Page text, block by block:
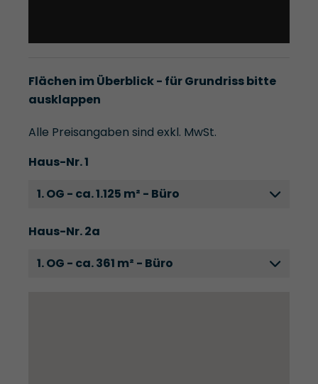
Flächen im Überblick - für Grundriss bitte
ausklappen
Alle Preisangaben sind exkl. MwSt.
Haus-Nr. 1
1. OG - ca. 1.125 m² - Büro
Haus-Nr. 2a
1. OG - ca. 361 m² - Büro